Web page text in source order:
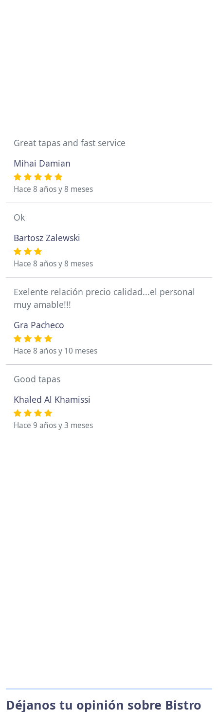
Great tapas and fast service
Mihai Damian
Hace 8 años y 8 meses
Ok
Bartosz Zalewski
Hace 8 años y 8 meses
Exelente relación precio calidad...el personal
muy amable!!!
Gra Pacheco
Hace 8 años y 10 meses
Good tapas
Khaled Al Khamissi
Hace 9 años y 3 meses
Déjanos tu opinión sobre Bistro